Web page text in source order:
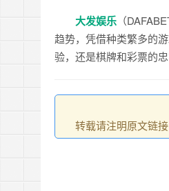
大发娱乐 （
趋势，凭借种类繁多的
验，还是棋牌和彩票的
转载请注明原文链接